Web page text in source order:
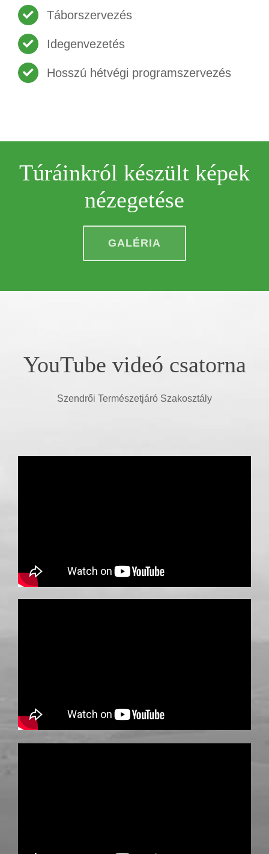
Táborszervezés
Idegenvezetés
Hosszú hétvégi programszervezés
Túráinkról készült képek
nézegetése
GALÉRIA
YouTube videó csatorna
Szendrői Természetjáró Szakosztály